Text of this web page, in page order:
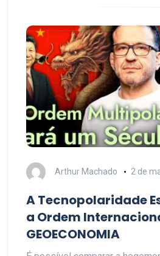
Arthur Machado 2 de
A Tecnopolaridade
a Ordem
GEOECONOMIA